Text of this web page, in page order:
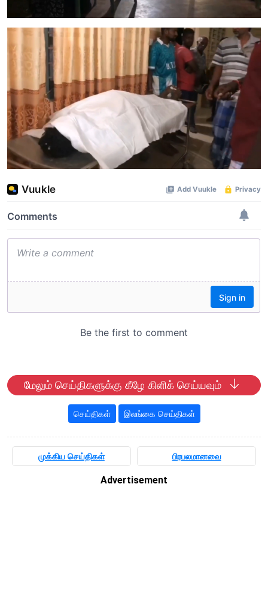
மேலும் செய்திகளுக்கு கீழே கிளிக் செய்யவும்
செய்திகள் இலங்கை செய்திகள்
முக்கிய செய்திகள் பிரபலமானவை
Advertisement